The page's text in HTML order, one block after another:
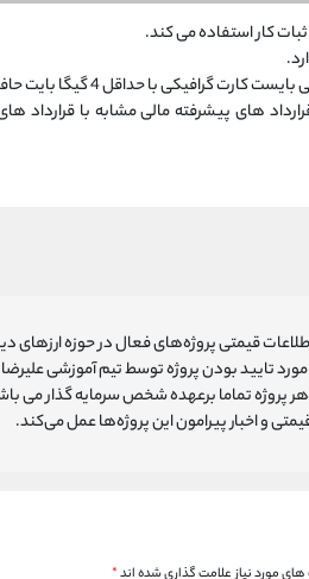
کار استفاده می کند.
با حداقل 4 گیگا بایت حافظه داشته باشید.
های پیشرفته مالی مشابه با
قیمتی پروژه‌های فعال در حوزه ارزهای
تایید بودن پروژه توسط تیم آموزشی
پروژه تماما برعهده شخص سرمایه گذار می
و اخبار پیرامون این پروژه‌‌ها عمل می‌کند.
مورد نیاز علامت گذاری شده اند*